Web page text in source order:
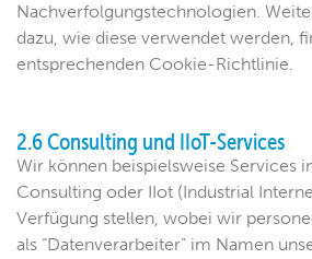
Nachverfolgungstechnologien.
dazu, wie diese verwendet werden,
entsprechenden Cookie-Richtlinie.
2.6 Consulting und IIoT-Services
Wir können beispielsweise Services
Consulting oder IIot (Industrial
Verfügung stellen, wobei wir
als “Datenverarbeiter” im Namen